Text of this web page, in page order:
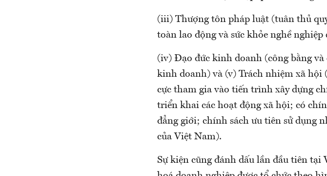
(iii) Thượng tôn pháp luật (tuân thủ
toàn lao động và sức khỏe nghề nghiệp
(iv) Đạo đức kinh doanh (công bằng
kinh doanh) và (v) Trách nhiệm xã
cực tham gia vào tiến trình xây dựng
triển khai các hoạt động xã hội; có
đẳng giới; chính sách ưu tiên sử dụng
của Việt Nam).
Sự kiện cũng đánh dấu lần đầu tiên